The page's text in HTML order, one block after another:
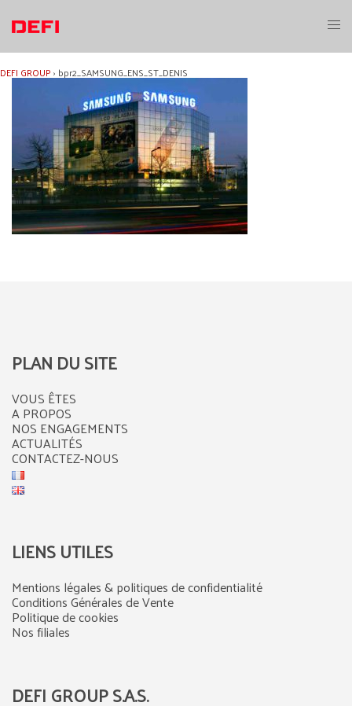
contenu
DEFI GROUP› bpr2_SAMSUNG_ENS_ST_DENIS
PLAN DU SITE
VOUS ÊTES
A PROPOS
NOS ENGAGEMENTS
ACTUALITÉS
CONTACTEZ-NOUS
LIENS UTILES
Mentions légales & politiques de confidentialité
Conditions Générales de Vente
Politique de cookies
Nos filiales
DEFI GROUP S.A.S.